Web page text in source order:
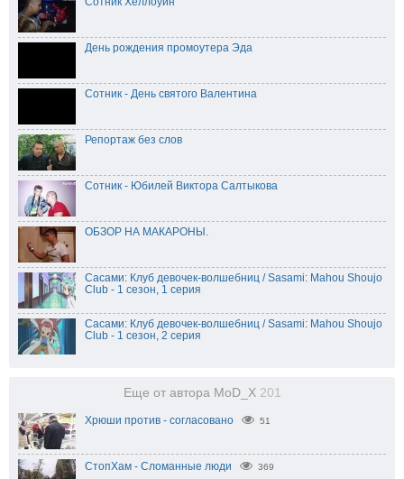
День рождения промоутера Эда
Сотник - День святого Валентина
Репортаж без слов
Сотник - Юбилей Виктора Салтыкова
ОБЗОР НА МАКАРОНЫ.
Сасами: Клуб девочек-волшебниц / Sasami: Mahou Shoujo
Club - 1 сезон, 1 серия
Сасами: Клуб девочек-волшебниц / Sasami: Mahou Shoujo
Club - 1 сезон, 2 серия
Еще от автора MoD_X 201
Хрюши против - согласовано 51
СтопХам - Сломанные люди 369